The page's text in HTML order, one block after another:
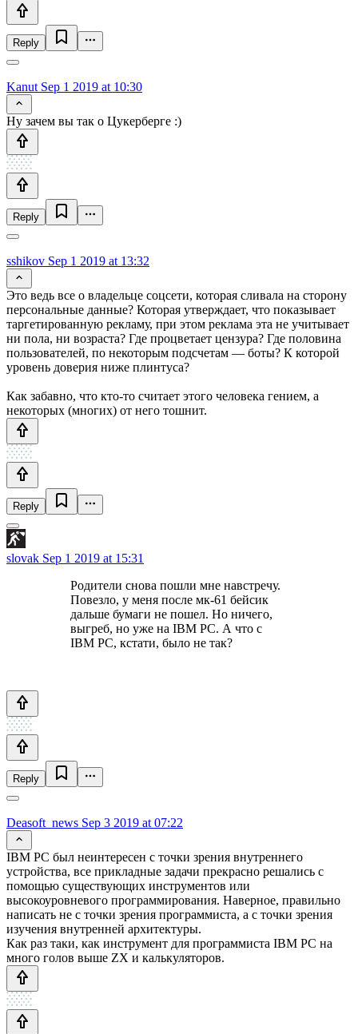
Reply
Kanut Sep 1 2019 at 10:30
Ну зачем вы так о Цукерберге :)
Reply
sshikov Sep 1 2019 at 13:32
Это ведь все о владельце соцсети, которая сливала на сторону
персональные данные? Которая утверждает, что показывает
таргетированную рекламу, при этом реклама эта не учитывает
ни пола, ни возраста? Где процветает цензура? Где половина
пользователей, по некоторым подсчетам — боты? К которой
уровень доверия ниже плинтуса?
Как забавно, что кто-то считает этого человека гением, а
некоторых (многих) от него тошнит.
Reply
slovak Sep 1 2019 at 15:31
Родители снова пошли мне навстречу.
Повезло, у меня после мк-61 бейсик
дальше бумаги не пошел. Но ничего,
выгреб, но уже на IBM PC. А что с
IBM PC, кстати, было не так?
Reply
Deasoft_news Sep 3 2019 at 07:22
IBM PC был неинтересен с точки зрения внутреннего
устройства, все прикладные задачи прекрасно решались с
помощью существующих инструментов или
высокоуровневого программирования. Наверное, правильно
написать не с точки зрения программиста, а с точки зрения
изучения внутренней архитектуры.
Как раз таки, как инструмент для программиста IBM PC на
много голов выше ZX и калькуляторов.